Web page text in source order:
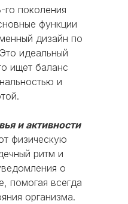
го поколения
функции
дизайн по
идеальный
ищет баланс
и
и активности
физическую
ритм и
о
помогая всегда
организма.
Midnight
корпуса
и без